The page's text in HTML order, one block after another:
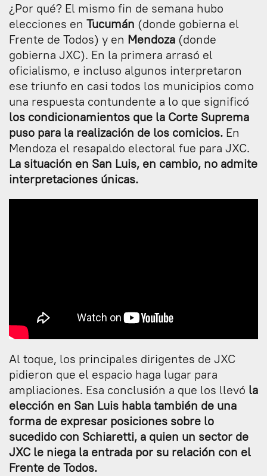
¿Por qué? El mismo fin de semana hubo
elecciones en Tucumán (donde gobierna el
Frente de Todos) y en Mendoza (donde
gobierna JXC). En la primera arrasó el
oficialismo, e incluso algunos interpretaron
ese triunfo en casi todos los municipios como
una respuesta contundente a lo que significó
los condicionamientos que la Corte Suprema
puso para la realización de los comicios. En
Mendoza el resapaldo electoral fue para JXC.
La situación en San Luis, en cambio, no admite
interpretaciones únicas.
Al toque, los principales dirigentes de JXC
pidieron que el espacio haga lugar para
ampliaciones. Esa conclusión a que los llevó la
elección en San Luis habla también de una
forma de expresar posiciones sobre lo
sucedido con Schiaretti, a quien un sector de
JXC le niega la entrada por su relación con el
Frente de Todos.